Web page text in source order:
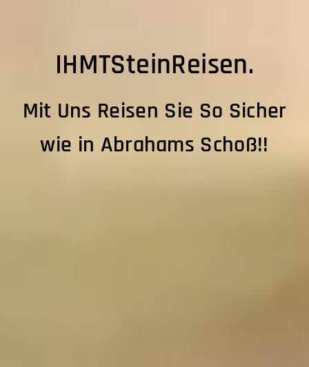
IHMTSteinReisen.
Mit Uns Reisen Sie So Sicher
wie in Abrahams Schoß!!